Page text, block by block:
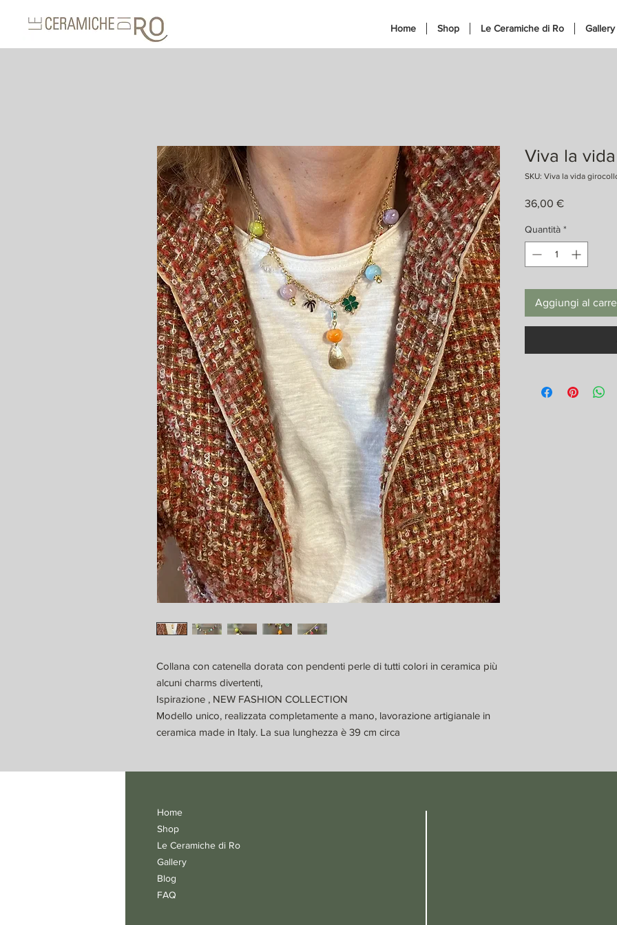
Home Shop Le Ceramiche di Ro Gallery
Collana con catenella dorata con pendenti perle di tutti colori in ceramica più
alcuni charms divertenti,
Ispirazione , NEW FASHION COLLECTION
Modello unico, realizzata completamente a mano, lavorazione artigianale in
ceramica made in Italy. La sua lunghezza è 39 cm circa
Viva la
SKU: Viva la vida
36,00 €Prezzo
Quantità *
Aggiungi al
Home
Shop
Le Ceramiche di Ro
Gallery
Blog
FAQ